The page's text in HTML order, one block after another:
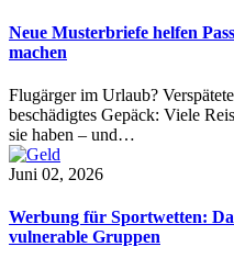
Neue Musterbriefe helfen
machen
Flugärger im Urlaub?
beschädigtes Gepäck: Viele
sie haben – und…
Juni 02, 2026
Werbung für Sportwetten:
vulnerable Gruppen